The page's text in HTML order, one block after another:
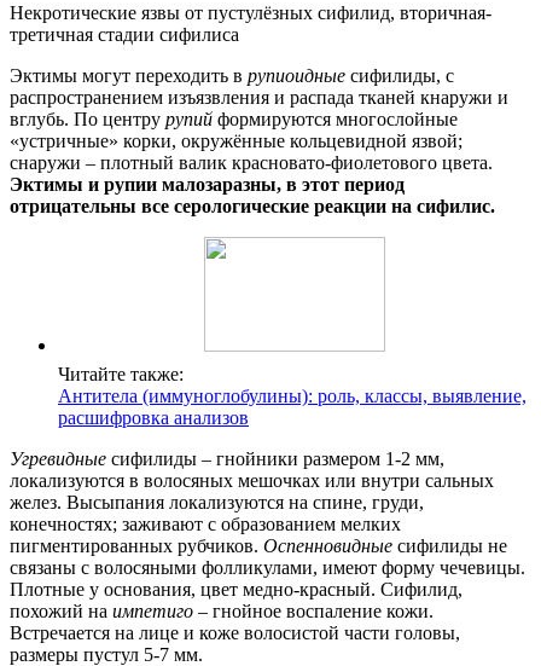
Некротические язвы от пустулёзных сифилид, вторичная-
третичная стадии сифилиса
Эктимы могут переходить в рупиоидные сифилиды, с
распространением изъязвления и распада тканей кнаружи и
вглубь. По центру рупий формируются многослойные
«устричные» корки, окружённые кольцевидной язвой;
снаружи – плотный валик красновато-фиолетового цвета.
Эктимы и рупии малозаразны, в этот период
отрицательны все серологические реакции на сифилис.
Читайте также:
Антитела (иммуноглобулины): роль, классы, выявление,
расшифровка анализов
Угревидные сифилиды – гнойники размером 1-2 мм,
локализуются в волосяных мешочках или внутри сальных
желез. Высыпания локализуются на спине, груди,
конечностях; заживают с образованием мелких
пигментированных рубчиков. Оспенновидные сифилиды не
связаны с волосяными фолликулами, имеют форму чечевицы.
Плотные у основания, цвет медно-красный. Сифилид,
похожий на импетиго – гнойное воспаление кожи.
Встречается на лице и коже волосистой части головы,
размеры пустул 5-7 мм.